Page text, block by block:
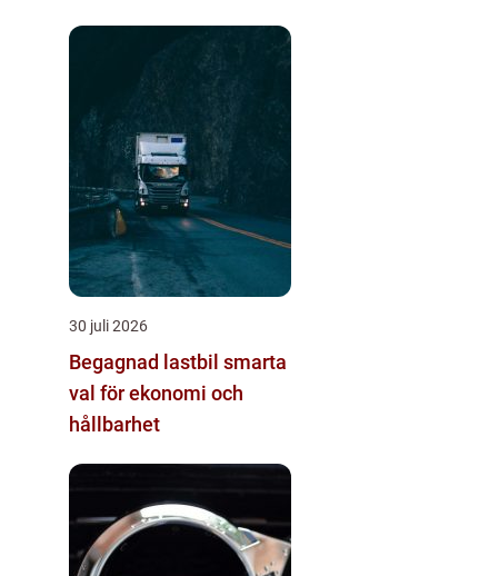
30 juli 2026
Begagnad lastbil smarta
val för ekonomi och
hållbarhet